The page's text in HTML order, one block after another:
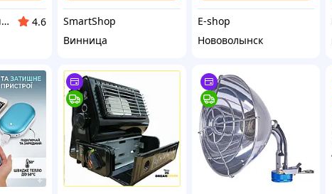
GalArt - домашний уют
4.6
SmartShop
Винница
E-shop
Нововолынск